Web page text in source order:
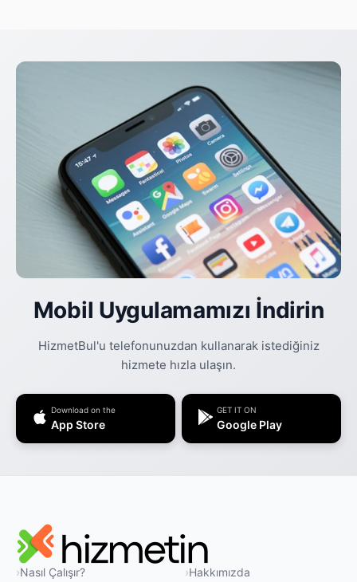
Mobil Uygulamamızı İndirin
HizmetBul'u telefonunuzdan kullanarak istediğiniz
hizmete hızla ulaşın.
Download on the
App Store
GET IT ON
Google Play
Nasıl Çalışır?
Hakkımızda